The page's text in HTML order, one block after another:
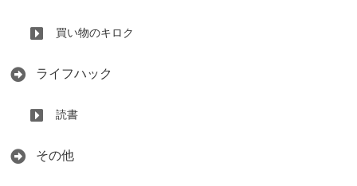
買い物のキロク
ライフハック
読書
その他